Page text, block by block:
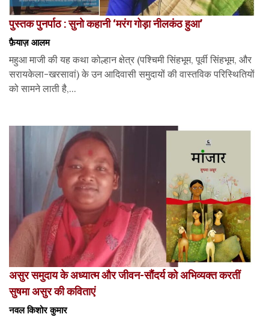
पुस्तक पुनर्पाठ : सुनो कहानी ‘मरंग गोड़ा नीलकंठ हुआ’
फ़ैयाज़ आलम
महुआ माजी की यह कथा कोल्हान क्षेत्र (पश्चिमी सिंहभूम, पूर्वी सिंहभूम, और
सरायकेला-खरसावां) के उन आदिवासी समुदायों की वास्तविक परिस्थितियों
को सामने लाती है,...
असुर समुदाय के अध्यात्म और जीवन-सौंदर्य को अभिव्यक्त करतीं
सुषमा असुर की कविताएं
नवल किशोर कुमार